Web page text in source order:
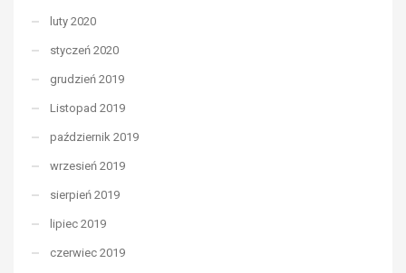
luty 2020
styczeń 2020
grudzień 2019
Listopad 2019
październik 2019
wrzesień 2019
sierpień 2019
lipiec 2019
czerwiec 2019